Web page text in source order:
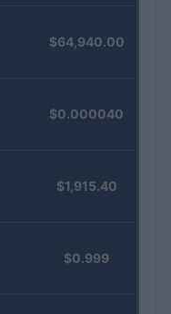
$64,940.00
$0.000040
$1,915.40
$0.999